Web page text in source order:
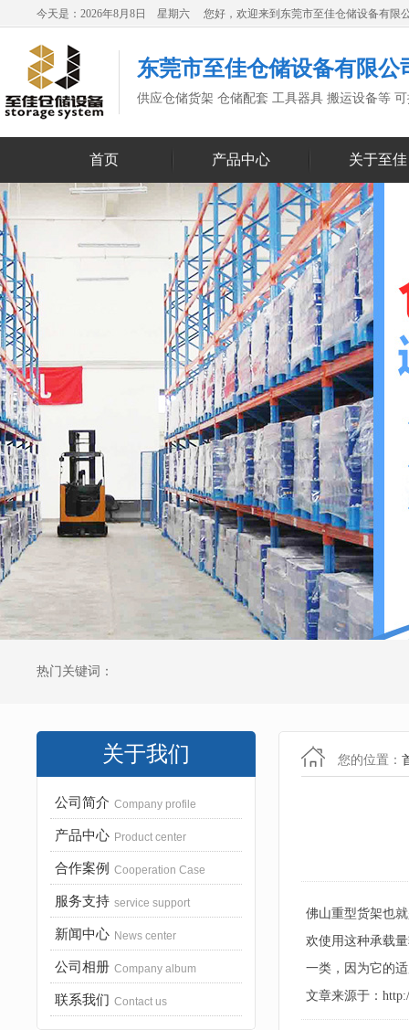
今天是：2026年8月8日 星期六 您好，欢迎来到东莞市至佳仓储设备有限
东莞市至佳仓储设备有限公
供应仓储货架 仓储配套 工具器具 搬运设备等
首页 产品中心 关于至佳
热门关键词：
关于我们
公司简介 Company profile
产品中心 Product center
合作案例 Cooperation Case
服务支持 service support
新闻中心 News center
公司相册 Company album
联系我们 Contact us
您的位置：
佛山重型货架也
欢使用这种承载
一类，因为它的
文章来源于：